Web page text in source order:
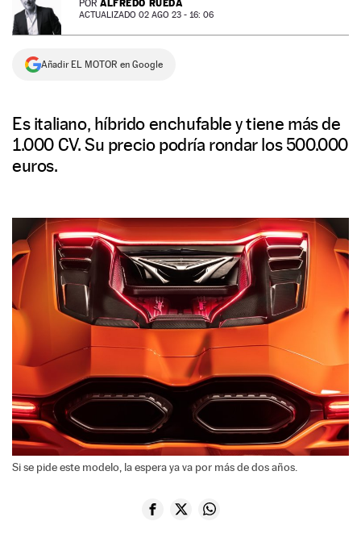
NEWSLETTER
SÍGUENOS
POR ALFREDO RUEDA
ACTUALIZADO 02 AGO 23 - 16: 06
Añadir EL MOTOR en Google
Es italiano, híbrido enchufable y tiene más de
1.000 CV. Su precio podría rondar los 500.000
euros.
Si se pide este modelo, la espera ya va por más de dos años.